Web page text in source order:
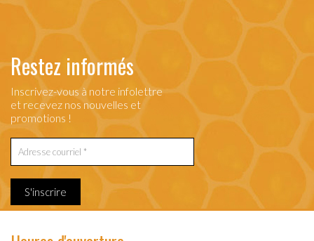
Restez informés
Inscrivez-vous à notre infolettre
et recevez nos nouvelles et
promotions !
S'inscrire